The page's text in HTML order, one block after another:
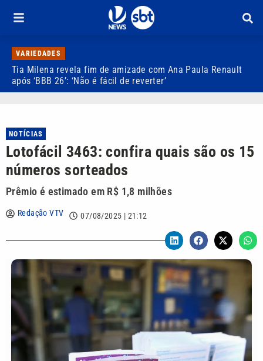
VARIEDADES
Tia Milena revela fim de amizade com Ana Paula Renault
após ‘BBB 26’: ‘Não é fácil de reverter’
NOTÍCIAS
Lotofácil 3463: confira quais são os 15
números sorteados
Prêmio é estimado em R$ 1,8 milhões
Redação VTV 07/08/2025 | 21:12